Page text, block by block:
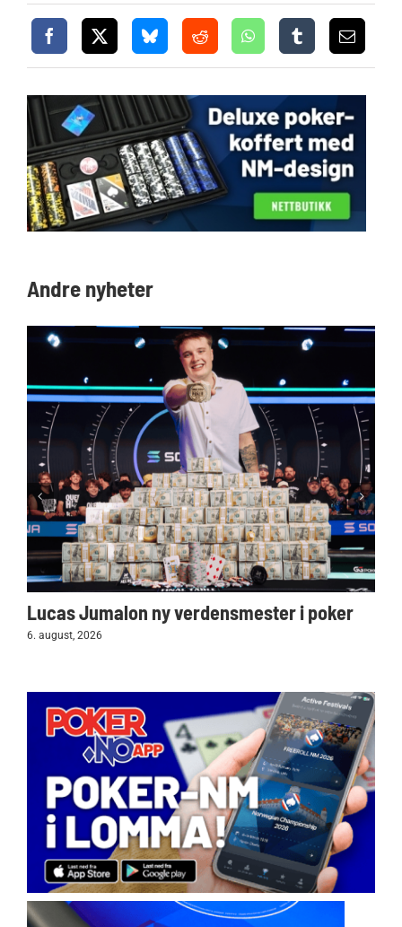
Andre nyheter
Lucas Jumalon ny verdensmester i poker
6. august, 2026